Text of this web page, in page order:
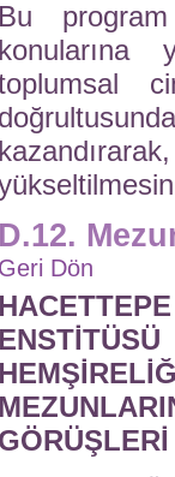
Bu
konularına
D.12.
Geri Dön
GÖRÜŞLERİ